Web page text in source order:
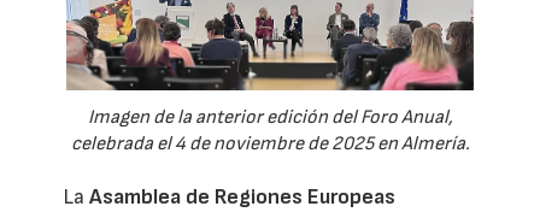
Imagen de la anterior edición del Foro Anual,
celebrada el 4 de noviembre de 2025 en Almería.
LaAsamblea de Regiones Europeas